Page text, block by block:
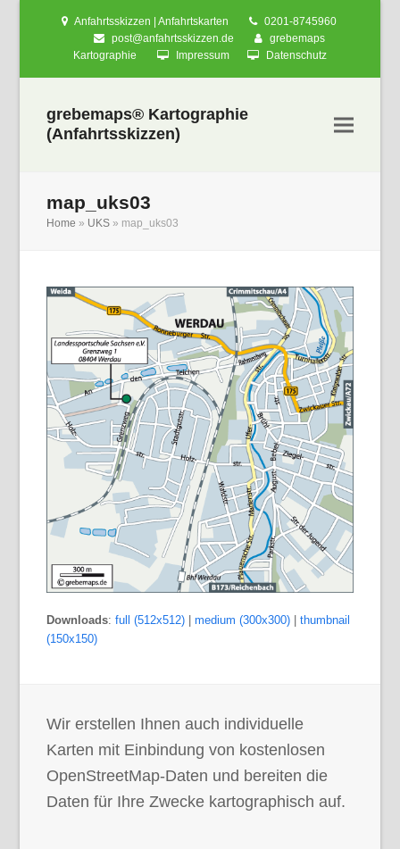
Anfahrtsskizzen | Anfahrtskarten
0201-8745960
post@anfahrtsskizzen.de
grebemaps
Kartographie
Impressum Datenschutz
grebemaps® Kartographie
(Anfahrtsskizzen)
map_uks03
Home » UKS » map_uks03
Downloads:full (512x512) |medium (300x300) |thumbnail
(150x150)
Wir erstellen Ihnen auch individuelle
Karten mit Einbindung von kostenlosen
OpenStreetMap-Daten und bereiten die
Daten für Ihre Zwecke kartographisch auf.